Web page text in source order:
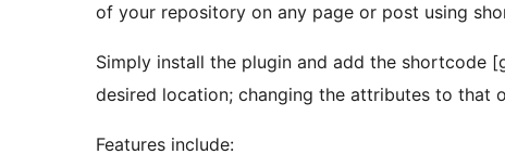
of your repository on any page or post using
Simply install the plugin and add the shortcode
desired location; changing the attributes to that
Features include: